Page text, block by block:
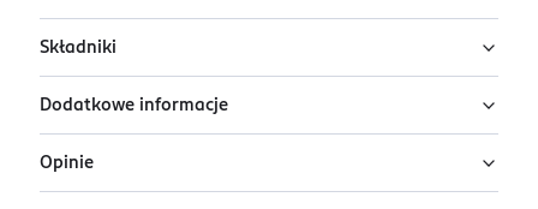
Kryjący podkład do twarzy TIRTIR Mask Fit All Cover
Cushion w odcieniu 31N French Beige. Zapewnia
długotrwałe nawilżenie i matowe wykończenie
makijażu.
Lekka, oddychająca formuła daje możliwość
Składniki
Ingredients: : AQUA, CYCLOPENTASILOXANE, TITANIUM
DIOXIDE, DICAPRYLYL CARBONATE, DIPROPYLENE
GLYCOL, BUTYLENE GLYCOL, DIPHENYLSILOXY PHENYL
TRIMETHICONE, CI 77492, METHYL TRIMETHICONE,
Dodatkowe informacje
PRZYGOTOWANIE I STOSOWANIE
Po oczyszczeniu skóry delikatnie nałożyć odpowiednią
Opinie